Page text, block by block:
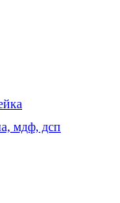
мдф, дсп